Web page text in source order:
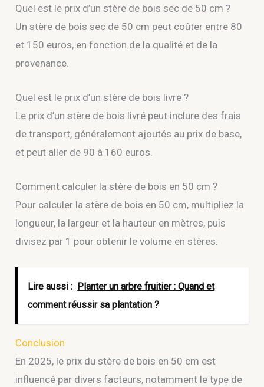
Quel est le prix d’un stère de bois sec de 50 cm ?
Un stère de bois sec de 50 cm peut coûter entre 80
et 150 euros, en fonction de la qualité et de la
provenance.
Quel est le prix d’un stère de bois livre ?
Le prix d’un stère de bois livré peut inclure des frais
de transport, généralement ajoutés au prix de base,
et peut aller de 90 à 160 euros.
Comment calculer la stère de bois en 50 cm ?
Pour calculer la stère de bois en 50 cm, multipliez la
longueur, la largeur et la hauteur en mètres, puis
divisez par 1 pour obtenir le volume en stères.
Lire aussi : Planter un arbre fruitier : Quand et
comment réussir sa plantation ?
Conclusion
En 2025, le prix du stère de bois en 50 cm est
influencé par divers facteurs, notamment le type de